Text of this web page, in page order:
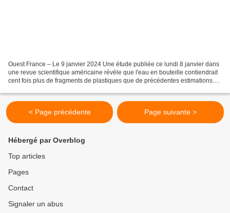
Ouest France – Le 9 janvier 2024 Une étude publiée ce lundi 8 janvier dans
une revue scientifique américaine révèle que l'eau en bouteille contiendrait
cent fois plus de fragments de plastiques que de précédentes estimations.
< Page précédente Page suivante >
Hébergé par Overblog
Top articles
Pages
Contact
Signaler un abus